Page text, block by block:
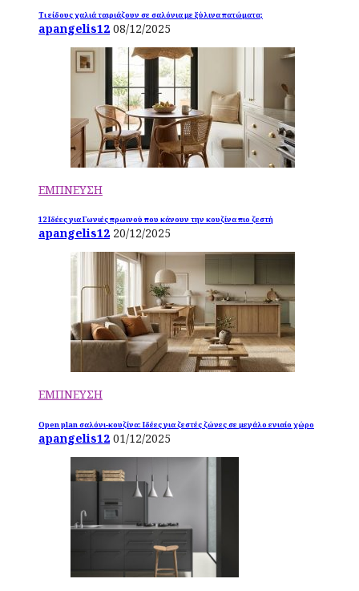
Τι είδους χαλιά ταιριάζουν σε σαλόνια με ξύλινα πατώματα;
apangelis12 08/12/2025
ΕΜΠΝΕΥΣΗ
12 Ιδέες για Γωνιές πρωινού που κάνουν την κουζίνα πιο ζεστή
apangelis12 20/12/2025
ΕΜΠΝΕΥΣΗ
Open plan σαλόνι-κουζίνα: Ιδέες για ζεστές ζώνες σε μεγάλο ενιαίο χώρο
apangelis12 01/12/2025